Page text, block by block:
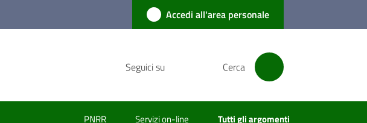
Accedi all'area personale
Seguici su Cerca
PNRR Servizi on-line Tutti gli argomenti